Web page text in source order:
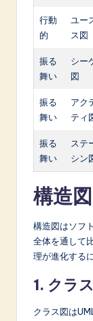
行動
的
ユー
ス図
振る
舞い
シー
図
振る
舞い
アク
ティ
振る
舞い
ステ
シン
構造
構造図はソフ
全体を通して
理が進化する
1. クラ
クラス図は